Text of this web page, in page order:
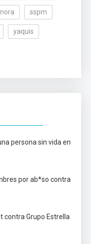
sspm
yaquis
persona sin vida en
por ab*so contra
contra Grupo Estrella